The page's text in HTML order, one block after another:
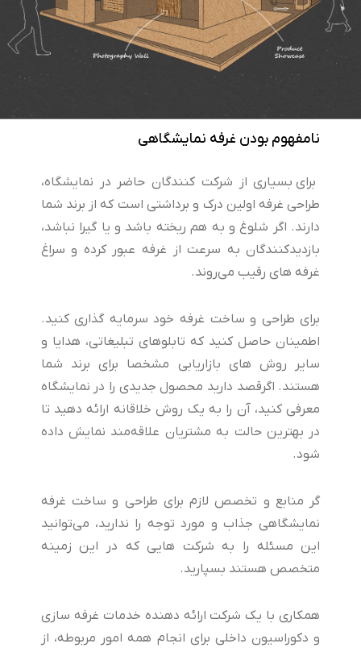
نامفهوم بودن غرفه نمایشگاهی
برای بسیاری از شرکت کنندگان حاضر در نمایشگاه،
طراحی غرفه اولین درک و برداشتی است که از برند شما
دارند. اگر شلوغ و به هم ریخته باشد و یا گیرا نباشد،
بازدیدکنندگان به سرعت از غرفه عبور کرده و سراغ
غرفه های رقیب می‌روند.
برای طراحی و ساخت غرفه خود سرمایه گذاری کنید.
اطمینان حاصل کنید که تابلوهای تبلیغاتی، هدایا و
سایر روش های بازاریابی مشخصا برای برند شما
هستند. اگرقصد دارید محصول جدیدی را در نمایشگاه
معرفی کنید، آن را به یک روش خلاقانه ارائه دهید تا
در بهترین حالت به مشتریان علاقه‌مند نمایش داده
شود.
گر منابع و تخصص لازم برای طراحی و ساخت غرفه
نمایشگاهی جذاب و مورد توجه را ندارید، می‌توانید
این مسئله را به شرکت هایی که در این زمینه
متخصص هستند بسپارید.
همکاری با یک شرکت ارائه دهنده خدمات غرفه‌ سازی
و دکوراسیون داخلی برای انجام همه امور مربوطه، از